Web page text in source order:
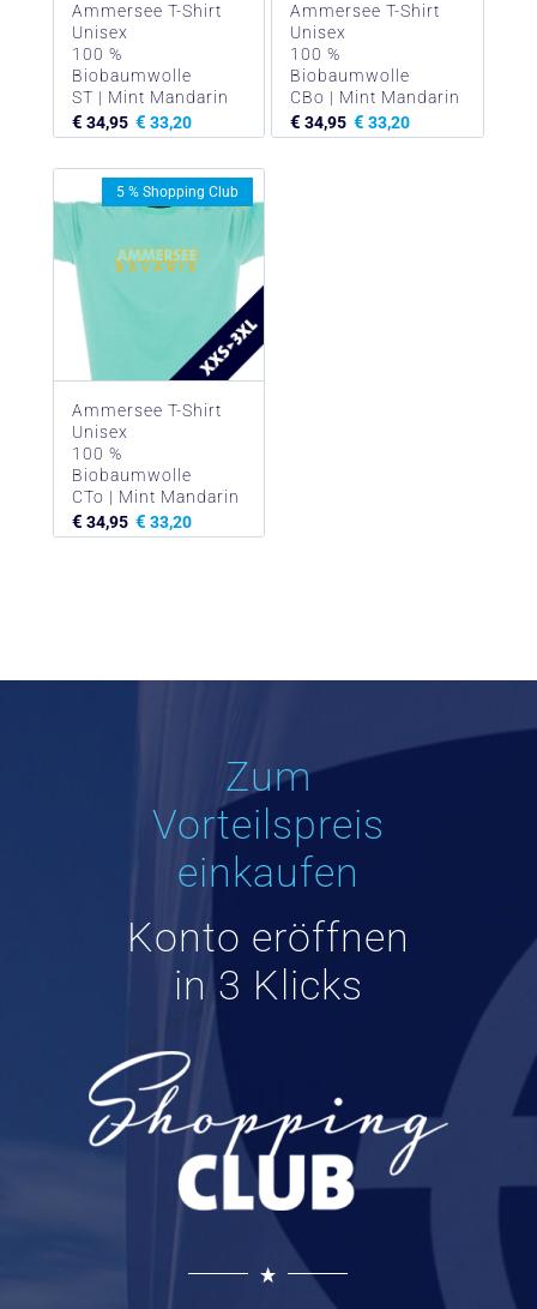
Ammersee T-Shirt
Unisex
100 %
Biobaumwolle
ST | Mint Mandarin
€ 34,95 € 33,20
Ammersee T-Shirt
Unisex
100 %
Biobaumwolle
CBo | Mint Mandarin
€ 34,95 € 33,20
Ammersee T-Shirt
Unisex
100 %
Biobaumwolle
CTo | Mint Mandarin
€ 34,95 € 33,20
5 % Shopping Club
Zum
Vorteilspreis
einkaufen
Konto eröffnen
in 3 Klicks